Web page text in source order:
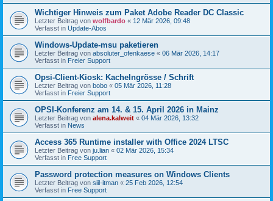
Wichtiger Hinweis zum Paket Adobe Reader DC Classic
Letzter Beitrag von wolfbardo « 12 Mär 2026, 09:48
Verfasst in Update-Abos
Windows-Update-msu paketieren
Letzter Beitrag von absoluter_ofenkaese « 06 Mär 2026, 14:17
Verfasst in Freier Support
Opsi-Client-Kiosk: Kachelngrösse / Schrift
Letzter Beitrag von bobo « 05 Mär 2026, 11:28
Verfasst in Freier Support
OPSI-Konferenz am 14. & 15. April 2026 in Mainz
Letzter Beitrag von alena.kalweit « 04 Mär 2026, 13:32
Verfasst in News
Access 365 Runtime installer with Office 2024 LTSC
Letzter Beitrag von ju.lian « 02 Mär 2026, 15:34
Verfasst in Free Support
Password protection measures on Windows Clients
Letzter Beitrag von siil-itman « 25 Feb 2026, 12:54
Verfasst in Free Support